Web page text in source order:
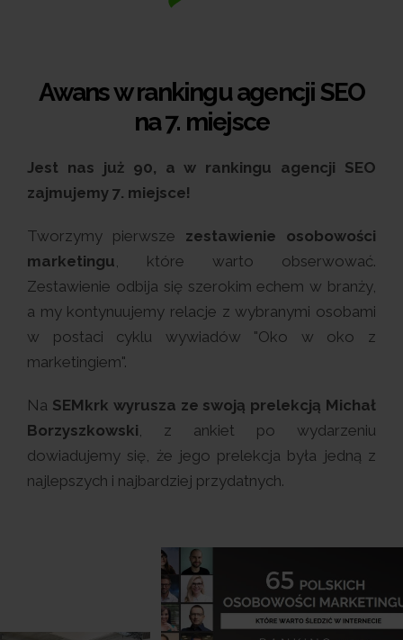
Awans w rankingu agencji SEO
na 7. miejsce
Jest nas już 90, a w rankingu agencji SEO
zajmujemy 7. miejsce!
Tworzymy pierwsze zestawienie osobowości
marketingu, które warto obserwować.
Zestawienie odbija się szerokim echem w branży,
a my kontynuujemy relacje z wybranymi osobami
w postaci cyklu wywiadów "Oko w oko z
marketingiem".
Na SEMkrk wyrusza ze swoją prelekcją Michał
Borzyszkowski, z ankiet po wydarzeniu
dowiadujemy się, że jego prelekcja była jedną z
najlepszych i najbardziej przydatnych.